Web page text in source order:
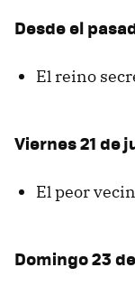
Desde el
El reino
Viernes 21 de
El peor
Domingo 23